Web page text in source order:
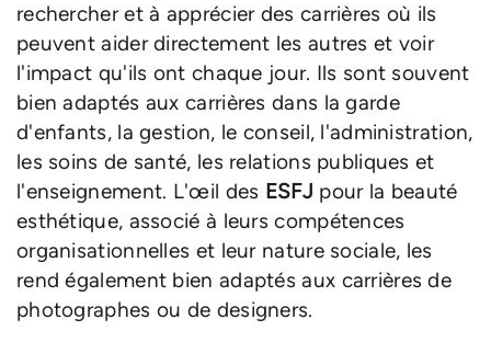
rechercher et à apprécier des carrières où ils
peuvent aider directement les autres et voir
l'impact qu'ils ont chaque jour. Ils sont souvent
bien adaptés aux carrières dans la garde
d'enfants, la gestion, le conseil, l'administration,
les soins de santé, les relations publiques et
l'enseignement. L'œil des ESFJ pour la beauté
esthétique, associé à leurs compétences
organisationnelles et leur nature sociale, les
rend également bien adaptés aux carrières de
photographes ou de designers.